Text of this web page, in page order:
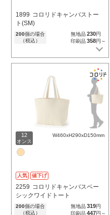
1899 コロリドキャンバストー
ト(SM)
200個の場合
（税込）
無地品230円
印刷品358円～
12
オンス
W460xH290xD150mm
人気 値下げ
2259 コロリドキャンバスベー
シックワイドトート
200個の場合
（税込）
無地品319円
印刷品447円～